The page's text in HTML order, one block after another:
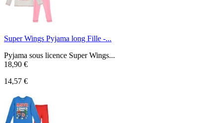
Super Wings Pyjama long Fille -...
Pyjama sous licence Super Wings...
18,90 €
14,57 €